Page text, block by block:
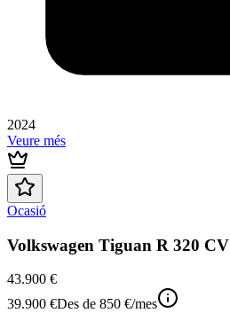
2024
Veure més
Ocasió
Volkswagen Tiguan R 320 CV
43.900 €
39.900 €Des de 850 €/mes